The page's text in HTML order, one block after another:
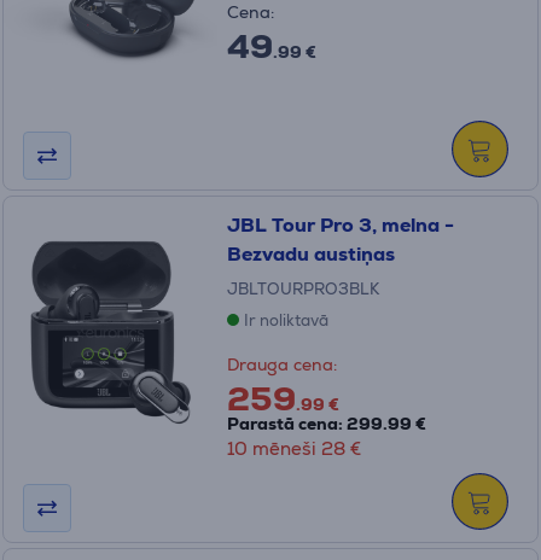
Cena:
49.99 €
JBL Tour Pro 3, melna -
Bezvadu austiņas
JBLTOURPRO3BLK
Ir noliktavā
Drauga cena:
259.99 €
Parastā cena: 299.99 €
10 mēneši 28 €